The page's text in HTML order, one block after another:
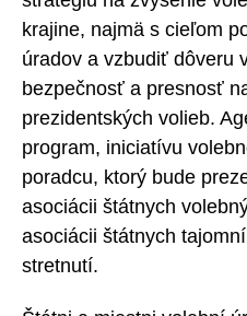
krajine, najmä s cieľom
úradov a vzbudiť dôveru
bezpečnosť a presnosť
prezidentských volieb.
program, iniciatívu
poradcu, ktorý bude
asociácii štátnych
asociácii štátnych
stretnutí.